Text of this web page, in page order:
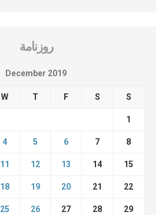
روزنامة
December 2019
W T F S S
1
4 5 6 7 8
11 12 13 14 15
18 19 20 21 22
25 26 27 28 29